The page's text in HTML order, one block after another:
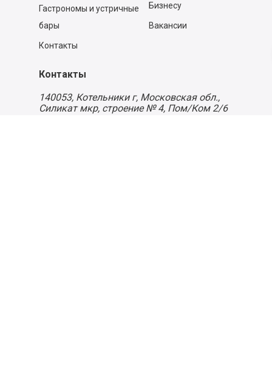
Гастрономы и устричные
бары
Контакты
Бизнесу
Вакансии
Контакты
140053, Котельники г, Московская обл.,
Силикат мкр, строение № 4, Пом/Ком 2/6